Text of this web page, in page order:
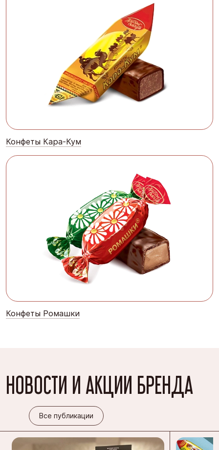
Конфеты Кара-Кум
Конфеты Ромашки
НОВОСТИ И АКЦИИ БРЕНДА
Все публикации